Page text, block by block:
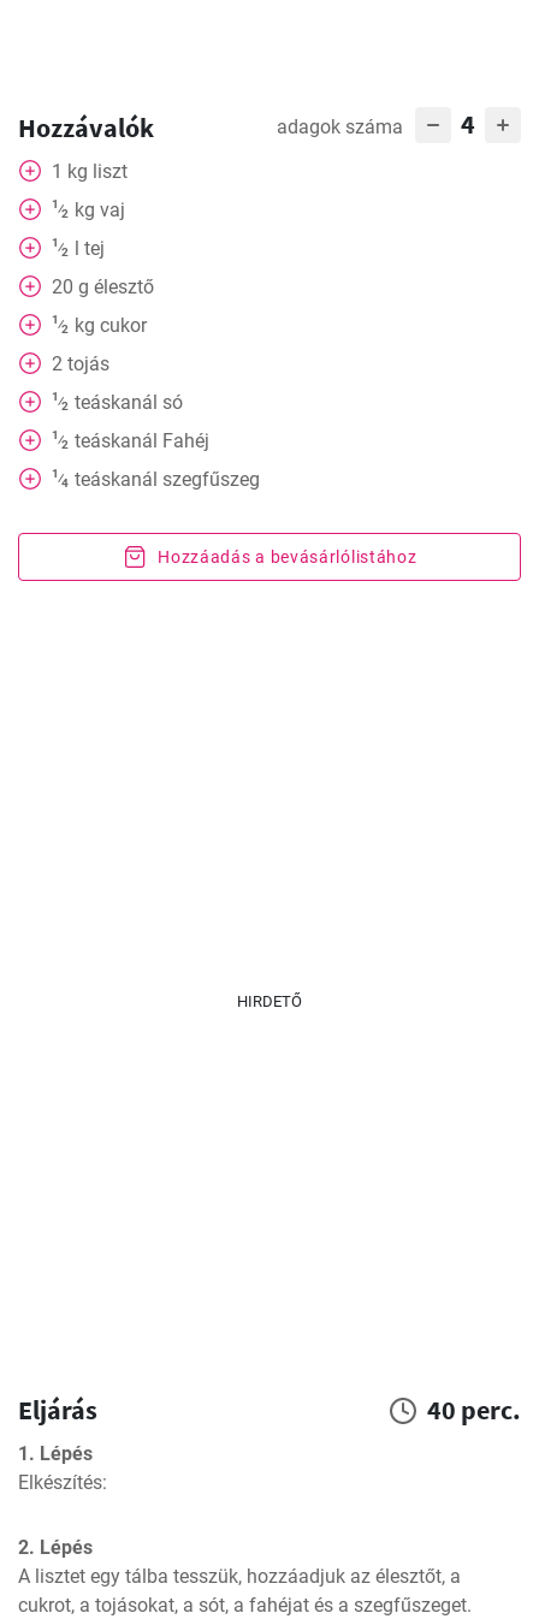
Hozzávalók adagok száma 4
1 kg liszt
1⁄2 kg vaj
1⁄2 l tej
20 g élesztő
1⁄2 kg cukor
2 tojás
1⁄2 teáskanál só
1⁄2 teáskanál Fahéj
1⁄4 teáskanál szegfűszeg
Hozzáadás a bevásárlólistához
HIRDETŐ
Eljárás 40 perc.
1. Lépés
Elkészítés:
2. Lépés
A lisztet egy tálba tesszük, hozzáadjuk az élesztőt, a
cukrot, a tojásokat, a sót, a fahéjat és a szegfűszeget.